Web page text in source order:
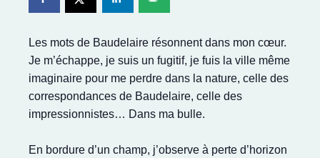
Les mots de Baudelaire résonnent dans mon cœur.
Je m’échappe, je suis un fugitif, je fuis la ville même
imaginaire pour me perdre dans la nature, celle des
correspondances de Baudelaire, celle des
impressionnistes… Dans ma bulle.
En bordure d’un champ, j’observe à perte d’horizon